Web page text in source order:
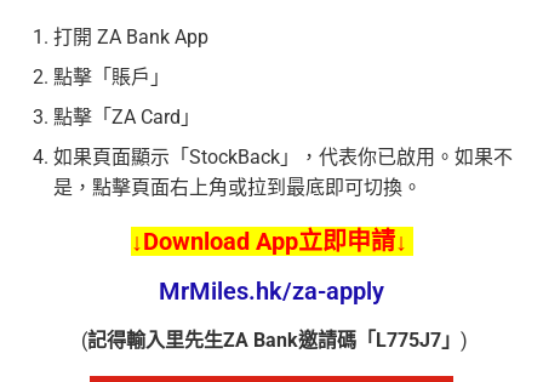
打開 ZA Bank App
點擊「賬戶」
點擊「ZA Card」
如果頁面顯示「StockBack」，代表你已啟用。如果不
是，點擊頁面右上角或拉到最底即可切換。
↓Download App立即申請↓
MrMiles.hk/za-apply
(記得輸入里先生ZA Bank邀請碼「L775J7」 )